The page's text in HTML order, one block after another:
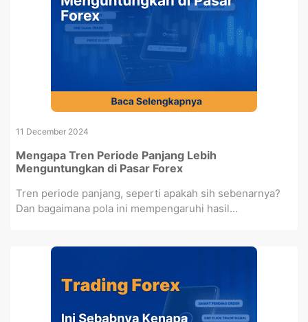
11 December 2024
Mengapa Tren Periode Panjang Lebih
Menguntungkan di Pasar Forex
Tren periode panjang, seperti apakah sih sebenarnya?
Dan bagaimana pola ini mempengaruhi hasil...